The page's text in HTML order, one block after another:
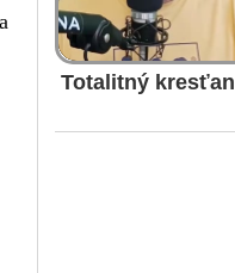
Totalitný kresťan